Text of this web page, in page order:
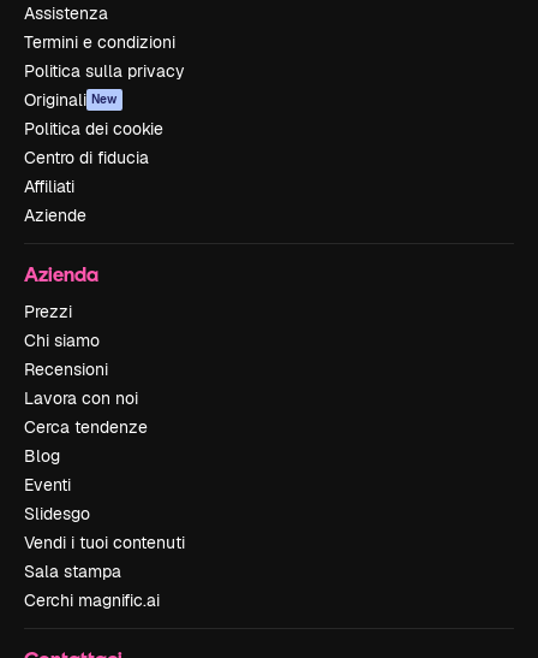
Assistenza
Termini e condizioni
Politica sulla privacy
Originali New
Politica dei cookie
Centro di fiducia
Affiliati
Aziende
Azienda
Prezzi
Chi siamo
Recensioni
Lavora con noi
Cerca tendenze
Blog
Eventi
Slidesgo
Vendi i tuoi contenuti
Sala stampa
Cerchi magnific.ai